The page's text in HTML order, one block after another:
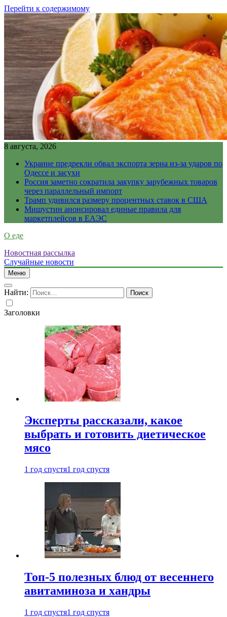
Перейти к содержимому
8 августа, 2026
Украине предрекли обвал экспорта зерна из-за ударов по
Одессе и засухи
Россия заметно сократила закупку зарубежных товаров
через параллельный импорт
Трамп удивился размеру процентных ставок в США
Мишустин анонсировал единые правила для
маркетплейсов в ЕАЭС
О еде
Новостная рассылка
Случайные новости
Меню
Найти:
Заголовки
Эксперты рассказали, какое
выбрать и готовить диетическое
мясо
1 год спустя1 год спустя
Топ-5 полезных блюд от весеннего
авитаминоза и хандры
1 год спустя1 год спустя